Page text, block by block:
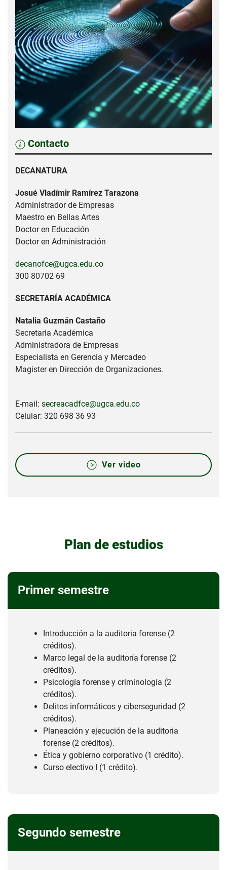
Contacto
DECANATURA
Josué Vladímir Ramírez Tarazona
Administrador de Empresas
Maestro en Bellas Artes
Doctor en Educación
Doctor en Administración
decanofce@ugca.edu.co
300 80702 69
SECRETARÍA ACADÉMICA
Natalia Guzmán Castaño
Secretaria Académica
Administradora de Empresas
Especialista en Gerencia y Mercadeo
Magister en Dirección de Organizaciones.
E-mail: secreacadfce@ugca.edu.co
Celular: 320 698 36 93
Ver video
Plan de estudios
Primer semestre
Introducción a la auditoria forense (2
créditos).
Marco legal de la auditoría forense (2
créditos).
Psicología forense y criminología (2
créditos).
Delitos informáticos y ciberseguridad (2
créditos).
Planeación y ejecución de la auditoria
forense (2 créditos).
Ética y gobierno corporativo (1 crédito).
Curso electivo I (1 crédito).
Segundo semestre